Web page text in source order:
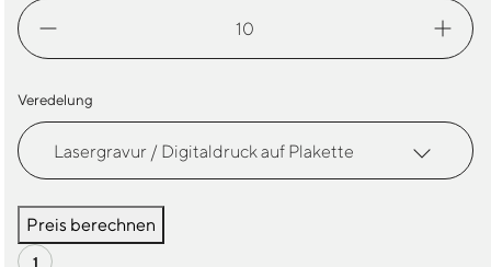
Laptoptasche
Victorinox
Veredelung
Preis berechnen